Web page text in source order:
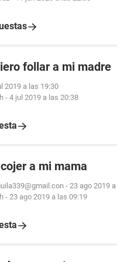
follar a mi madre
2019 a las 19:30
- 4 jul 2019 a las 20:38
a mi mama
- 23 ago 2019
- 23 ago 2019 a las 09:19